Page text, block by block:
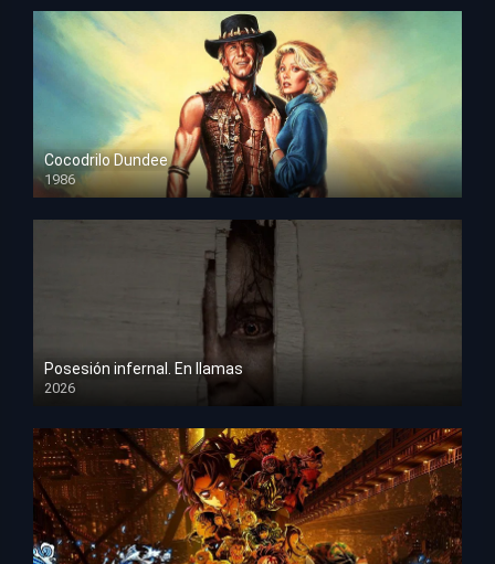
Cocodrilo Dundee
1986
HD 1080p
Posesión infernal. En llamas
2026
HD 1080p